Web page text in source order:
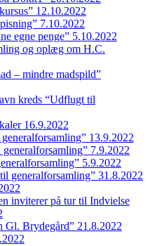
12.10.2022
7.10.2022
egne penge” 5.10.2022
og oplæg om H.C.
– mindre madspild”
kreds “Udflugt til
16.9.2022
13.9.2022
7.9.2022
5.9.2022
generalforsamling” 31.8.2022
inviterer på tur til Indvielse
Gl. Brydegård” 21.8.2022